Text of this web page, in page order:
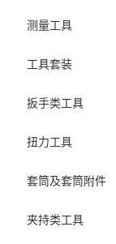
测量工具
工具套装
扳手类工具
扭力工具
套筒及套筒附件
夹持类工具